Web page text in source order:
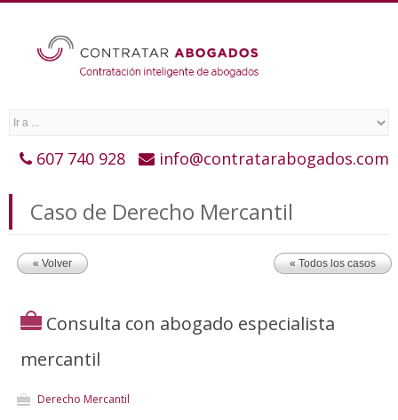
607 740 928 info@contratarabogados.com
Caso de Derecho Mercantil
« Volver « Todos los casos
Consulta con abogado especialista
mercantil
Derecho Mercantil